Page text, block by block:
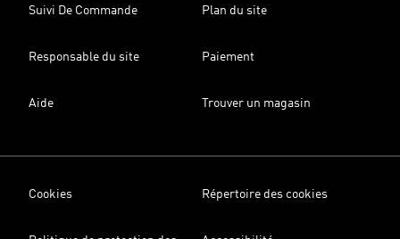
Suivi De Commande Plan du site
Responsable du site Paiement
Aide Trouver un magasin
Cookies Répertoire des cookies